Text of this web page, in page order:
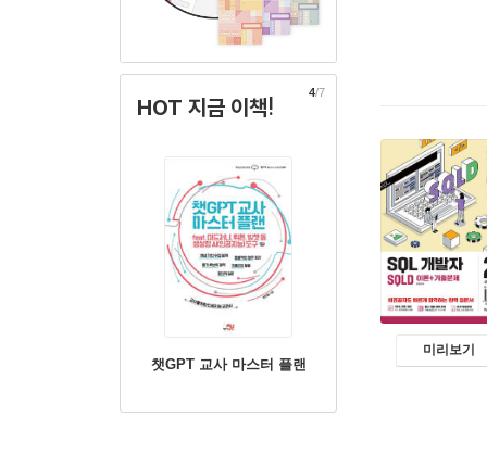
HOT 지금 이책!
챗GPT 교사 마스터 플랜
4/7
미리보기